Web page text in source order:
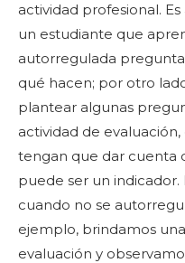
actividad profesional.
un estudiante que
autorregulada
qué hacen; por otro
plantear algunas
actividad de
tengan que dar cuenta
puede ser un indicador.
cuando no se
ejemplo, brindamos
evaluación y